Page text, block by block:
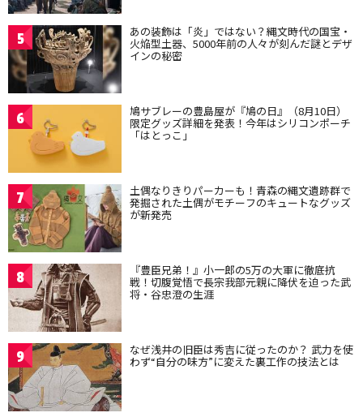
5 あの装飾は「炎」ではない？縄文時代の国宝・
火焔型土器、5000年前の人々が刻んだ謎とデザ
インの秘密
6 鳩サブレーの豊島屋が『鳩の日』（8月10日）
限定グッズ詳細を発表！今年はシリコンポーチ
「はとっこ」
7 土偶なりきりパーカーも！青森の縄文遺跡群で
発掘された土偶がモチーフのキュートなグッズ
が新発売
8 『豊臣兄弟！』小一郎の5万の大軍に徹底抗
戦！切腹覚悟で長宗我部元親に降伏を迫った武
将・谷忠澄の生涯
9 なぜ浅井の旧臣は秀吉に従ったのか？ 武力を使
わず“自分の味方”に変えた裏工作の技法とは